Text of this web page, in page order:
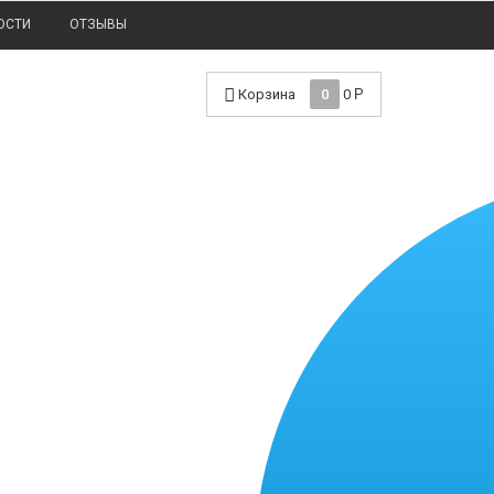
ОТЗЫВЫ
Корзина 0 0 Р